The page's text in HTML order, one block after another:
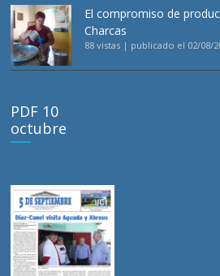
El compromiso de
Charcas
88 vistas | publicado el 02/08/
PDF 10
octubre